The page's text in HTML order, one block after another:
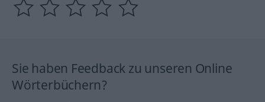
Sie haben Feedback zu unseren Online
Wörterbüchern?